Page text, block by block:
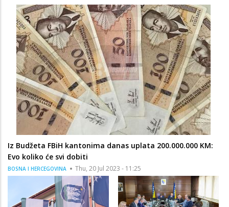
Iz Budžeta FBiH kantonima danas uplata 200.000.000 KM:
Evo koliko će svi dobiti
BOSNA I HERCEGOVINA Thu, 20 Jul 2023 - 11:25